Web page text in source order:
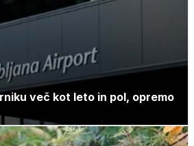
več kot leto in pol, opremo